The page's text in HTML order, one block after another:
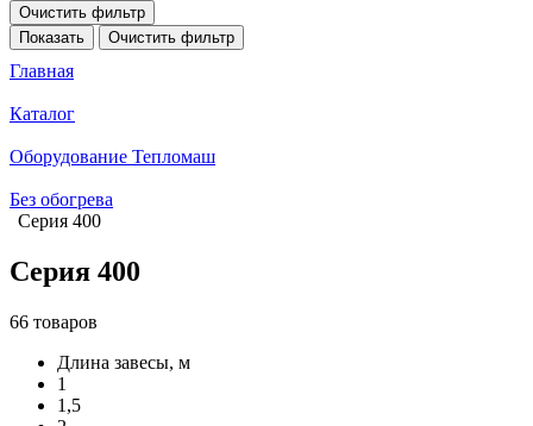
Очистить фильтр
Показать
Очистить фильтр
Главная
Каталог
Оборудование Тепломаш
Без обогрева
Серия 400
Серия 400
66 товаров
Длина завесы, м
1
1,5